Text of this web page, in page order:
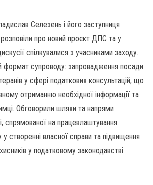
Селезень і його заступниця
розповіли про новий проєкт ДПС та у
спілкувалися з учасниками заходу.
формат супроводу: запровадження посади
у сфері податкових консультацій, що
отриманню необхідної інформації та
Обговорили шляхи та напрями
спрямованої на працевлаштування
у створенні власної справи та підвищення
у податковому законодавстві.